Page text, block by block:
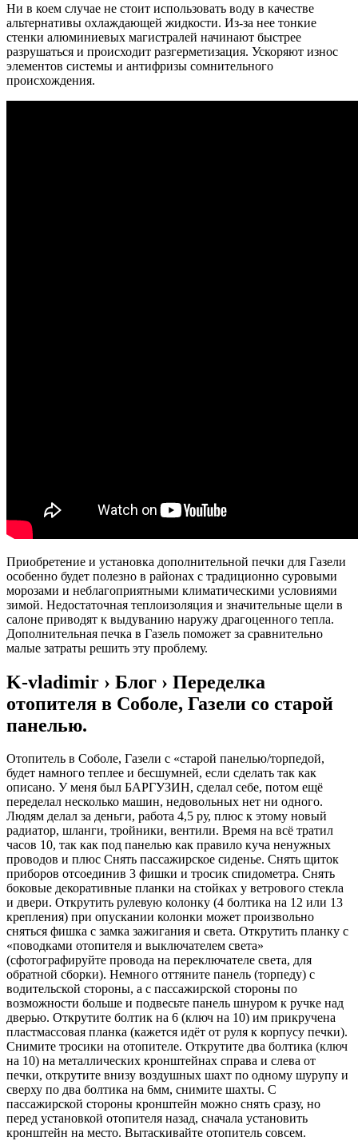
Ни в коем случае не стоит использовать воду в качестве
альтернативы охлаждающей жидкости. Из-за нее тонкие
стенки алюминиевых магистралей начинают быстрее
разрушаться и происходит разгерметизация. Ускоряют износ
элементов системы и антифризы сомнительного
происхождения.
Приобретение и установка дополнительной печки для Газели
особенно будет полезно в районах с традиционно суровыми
морозами и неблагоприятными климатическими условиями
зимой. Недостаточная теплоизоляция и значительные щели в
салоне приводят к выдуванию наружу драгоценного тепла.
Дополнительная печка в Газель поможет за сравнительно
малые затраты решить эту проблему.
K-vladimir › Блог › Переделка
отопителя в Соболе, Газели со старой
панелью.
Отопитель в Соболе, Газели с «старой панелью/торпедой,
будет намного теплее и бесшумней, если сделать так как
описано. У меня был БАРГУЗИН, сделал себе, потом ещё
переделал несколько машин, недовольных нет ни одного.
Людям делал за деньги, работа 4,5 ру, плюс к этому новый
радиатор, шланги, тройники, вентили. Время на всё тратил
часов 10, так как под панелью как правило куча ненужных
проводов и плюс Снять пассажирское сиденье. Снять щиток
приборов отсоединив 3 фишки и тросик спидометра. Снять
боковые декоративные планки на стойках у ветрового стекла
и двери. Открутить рулевую колонку (4 болтика на 12 или 13
крепления) при опускании колонки может произвольно
сняться фишка с замка зажигания и света. Открутить планку с
«поводками отопителя и выключателем света»
(сфотографируйте провода на переключателе света, для
обратной сборки). Немного оттяните панель (торпеду) с
водительской стороны, а с пассажирской стороны по
возможности больше и подвесьте панель шнуром к ручке над
дверью. Открутите болтик на 6 (ключ на 10) им прикручена
пластмассовая планка (кажется идёт от руля к корпусу печки).
Снимите тросики на отопителе. Открутите два болтика (ключ
на 10) на металлических кронштейнах справа и слева от
печки, открутите внизу воздушных шахт по одному шурупу и
сверху по два болтика на 6мм, снимите шахты. С
пассажирской стороны кронштейн можно снять сразу, но
перед установкой отопителя назад, сначала установить
кронштейн на место. Вытаскивайте отопитель совсем.